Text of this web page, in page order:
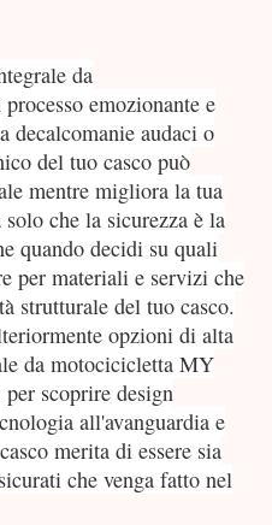
da
emozionante e
decalcomanie audaci o
del tuo casco può
mentre migliora la tua
che la sicurezza è la
quando decidi su quali
per materiali e servizi che
strutturale del tuo casco.
opzioni di alta
da motocicicletta MY
scoprire design
all'avanguardia e
merita di essere sia
che venga fatto nel